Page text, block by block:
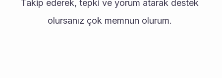
Takip ederek, tepki ve yorum atarak destek
olursanız çok memnun olurum.